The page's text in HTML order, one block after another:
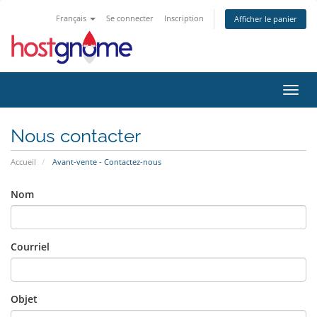
Français Se connecter Inscription Afficher le panier
Nous contacter
Accueil Avant-vente - Contactez-nous
Nom
Courriel
Objet